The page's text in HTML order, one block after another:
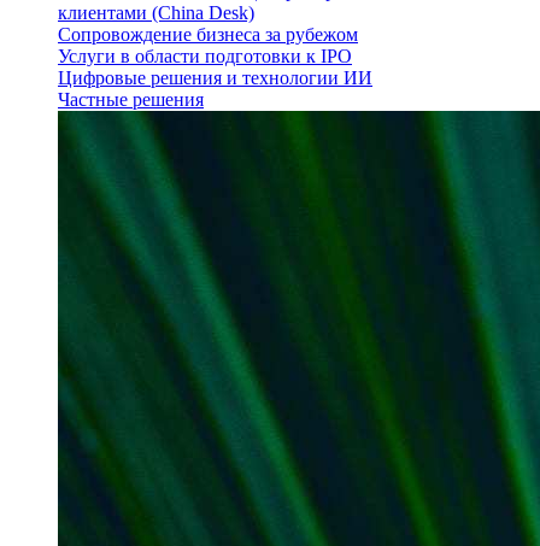
клиентами (China Desk)
Сопровождение бизнеса за рубежом
Услуги в области подготовки к IPO
Цифровые решения и технологии ИИ
Частные решения